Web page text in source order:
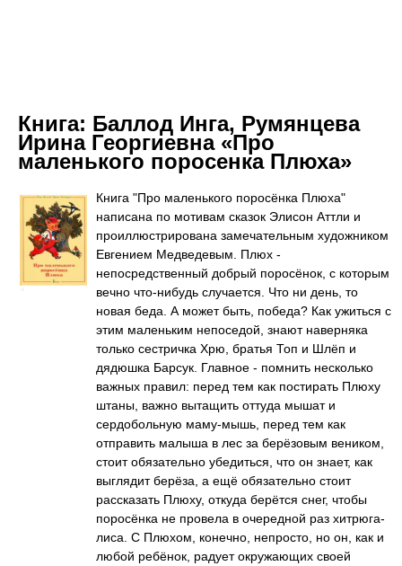
Книга: Баллод Инга, Румянцева
Ирина Георгиевна «Про
маленького поросенка Плюха»
Книга "Про маленького поросёнка Плюха"
написана по мотивам сказок Элисон Аттли и
проиллюстрирована замечательным художником
Евгением Медведевым. Плюх -
непосредственный добрый поросёнок, с которым
вечно что-нибудь случается. Что ни день, то
новая беда. А может быть, победа? Как ужиться с
этим маленьким непоседой, знают наверняка
только сестричка Хрю, братья Топ и Шлёп и
дядюшка Барсук. Главное - помнить несколько
важных правил: перед тем как постирать Плюху
штаны, важно вытащить оттуда мышат и
сердобольную маму-мышь, перед тем как
отправить малыша в лес за берёзовым веником,
стоит обязательно убедиться, что он знает, как
выглядит берёза, а ещё обязательно стоит
рассказать Плюху, откуда берётся снег, чтобы
поросёнка не провела в очередной раз хитрюга-
лиса. С Плюхом, конечно, непросто, но он, как и
любой ребёнок, радует окружающих своей